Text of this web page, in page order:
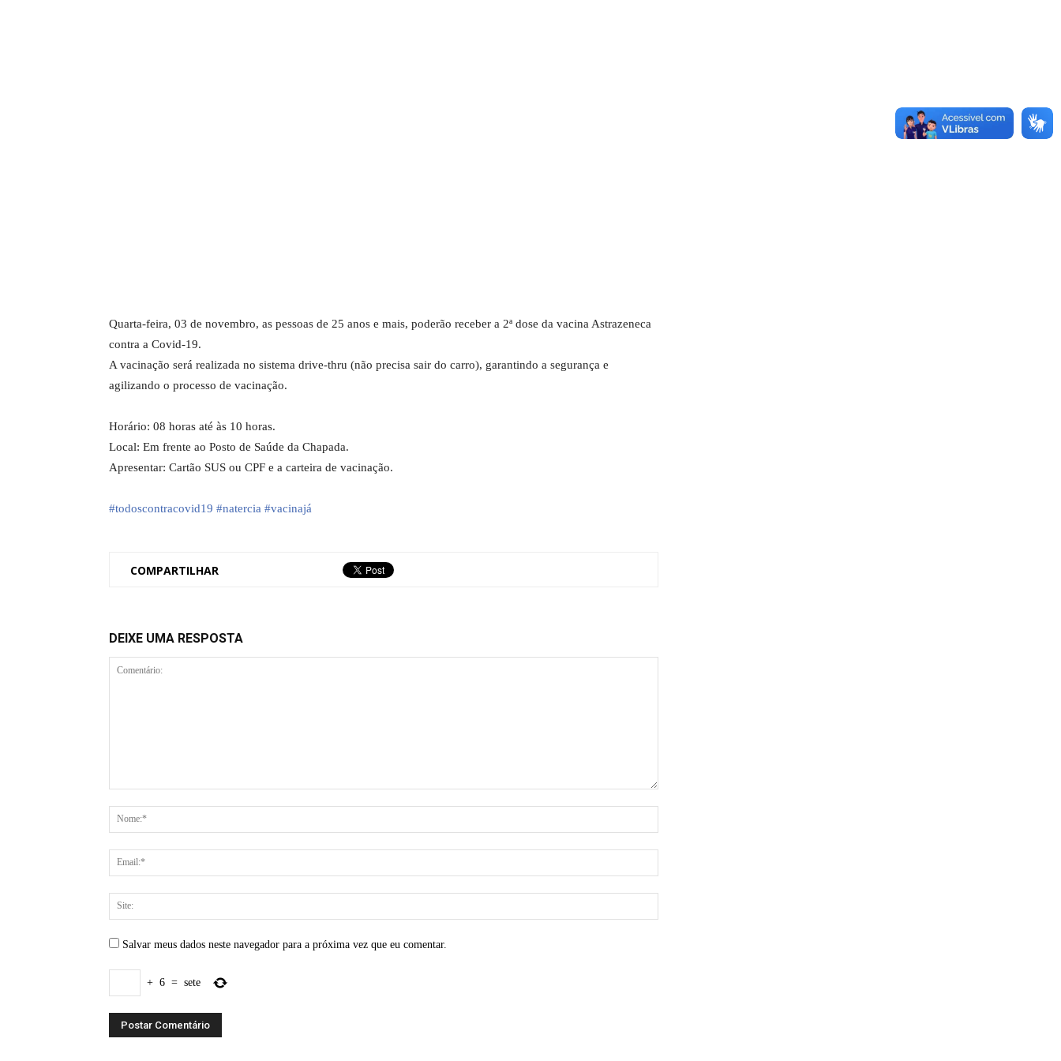
Quarta-feira, 03 de novembro, as pessoas de 25 anos e mais, poderão receber a 2ª dose da vacina Astrazeneca
contra a Covid-19.
A vacinação será realizada no sistema drive-thru (não precisa sair do carro), garantindo a segurança e
agilizando o processo de vacinação.
Horário: 08 horas até às 10 horas.
Local: Em frente ao Posto de Saúde da Chapada.
Apresentar: Cartão SUS ou CPF e a carteira de vacinação.
#todoscontracovid19 #natercia #vacinajá
COMPARTILHAR
DEIXE UMA RESPOSTA
Salvar meus dados neste navegador para a próxima vez que eu comentar.
+ 6 = sete